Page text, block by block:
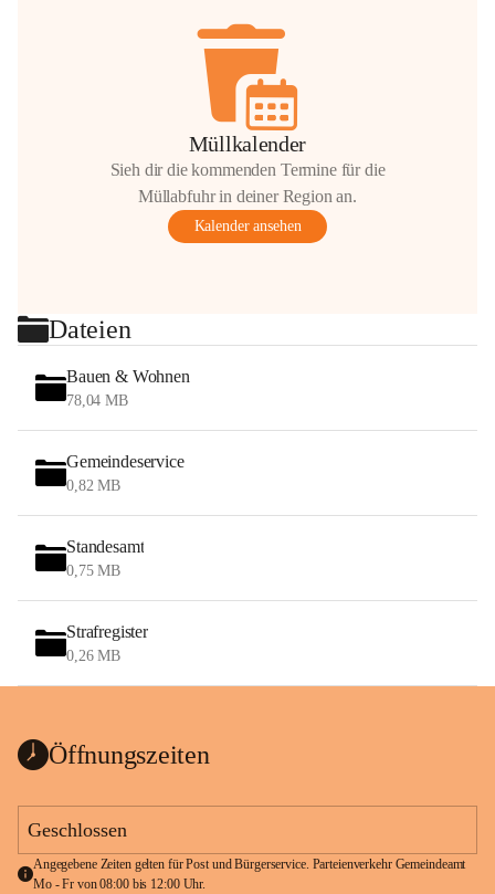
Müllkalender
Sieh dir die kommenden Termine für die
Müllabfuhr in deiner Region an.
Kalender ansehen
Dateien
Bauen & Wohnen
78,04 MB
Gemeindeservice
0,82 MB
Standesamt
0,75 MB
Strafregister
0,26 MB
Öffnungszeiten
Geschlossen
Angegebene Zeiten gelten für Post und Bürgerservice. Parteienverkehr Gemeindeamt
Mo - Fr von 08:00 bis 12:00 Uhr.